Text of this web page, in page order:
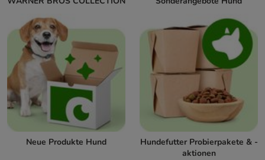
Neue Produkte Hund
Hundefutter Probierpakete & -
aktionen